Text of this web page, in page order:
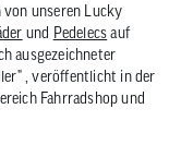
von unseren Lucky
und Pedelecsauf
ausgezeichneter
, veröffentlicht in der
Fahrradshop und